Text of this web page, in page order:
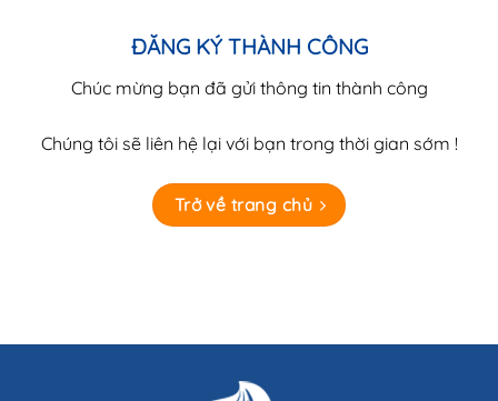
ĐĂNG KÝ THÀNH CÔNG
Chúc mừng bạn đã gửi thông tin thành công
Chúng tôi sẽ liên hệ lại với bạn trong thời gian sớm !
Trở về trang chủ